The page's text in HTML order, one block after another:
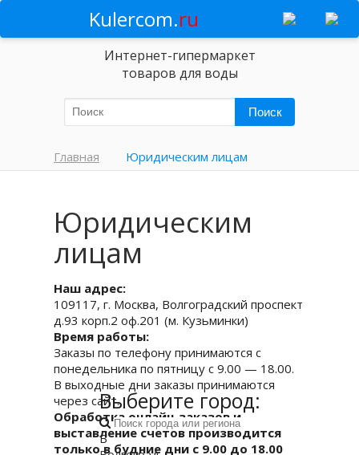
Kulercom.ru
Интернет-гипермаркет
товаров для воды
Главная Юридическим лицам
Юридическим
лицам
Наш адрес:
109117, г. Москва, Волгоградский проспект
д.93 корп.2 оф.201 (м. Кузьминки)
Время работы:
Заказы по телефону принимаются с
понедельника по пятницу с 9.00 — 18.00.
В выходные дни заказы принимаются
через сайт.
Обработка онлайн-заказов и
выставление счетов производится
только в будние дни с 9.00 до 18.00
Выберите город:
В